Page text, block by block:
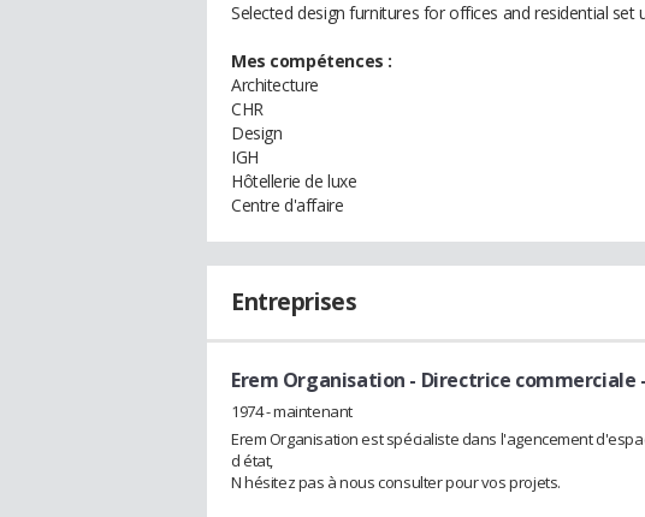
Selected design furnitures for offices and residential set
Mes compétences :
Architecture
CHR
Design
IGH
Hôtellerie de luxe
Centre d'affaire
Entreprises
Erem Organisation - Directrice commerciale -
1974 - maintenant
Erem Organisation est spécialiste dans l'agencement
d état,
N hésitez pas à nous consulter pour vos projets.